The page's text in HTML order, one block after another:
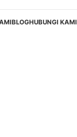
BLOGHUBUNGI KAMI